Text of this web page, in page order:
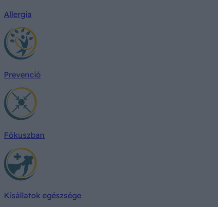
Allergia
Prevenció
Fókuszban
Kisállatok egészsége